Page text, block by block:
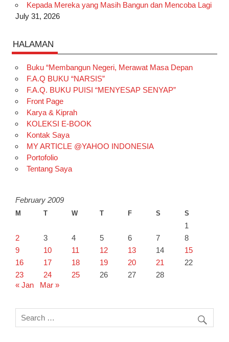
Kepada Mereka yang Masih Bangun dan Mencoba Lagi
July 31, 2026
HALAMAN
Buku “Membangun Negeri, Merawat Masa Depan
F.A.Q BUKU “NARSIS”
F.A.Q. BUKU PUISI “MENYESAP SENYAP”
Front Page
Karya & Kiprah
KOLEKSI E-BOOK
Kontak Saya
MY ARTICLE @YAHOO INDONESIA
Portofolio
Tentang Saya
February 2009
M T W T F S S
1
2
3 4 5 6 7
8
9
10 11 12 13 14
15
16
17 18 19 20 21
22
23
24 25 26 27
28
« Jan
Mar »